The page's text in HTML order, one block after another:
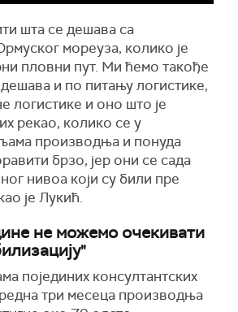
шта се дешава са
мореуза, колико је
пловни пут. Ми ћемо такође
и по питању логистике,
логистике и оно што је
рекао, колико се у
производња и понуда
брзо, јер они се сада
нивоа који су били пре
је Лукић.
не можемо очекивати
појединих консултантских
три месеца производња